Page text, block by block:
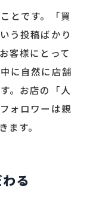
とです。「買
う投稿ばかり
客様にとって
に自然に店舗
。お店の「人
ォロワーは親
す。
る